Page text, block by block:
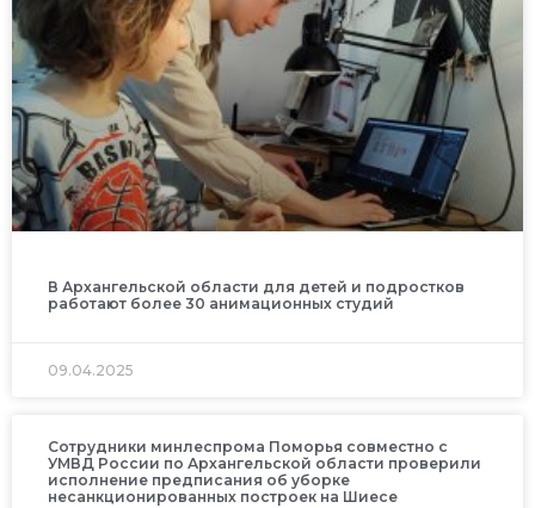
В Архангельской области для детей и подростков
работают более 30 анимационных студий
09.04.2025
Сотрудники минлеспрома Поморья совместно с
УМВД России по Архангельской области проверили
исполнение предписания об уборке
несанкционированных построек на Шиесе